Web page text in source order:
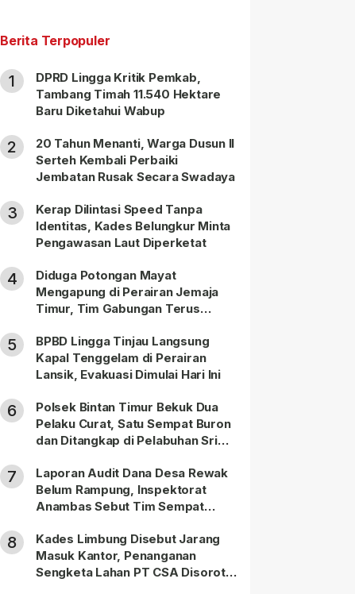
Berita Terpopuler
1
DPRD Lingga Kritik Pemkab,
Tambang Timah 11.540 Hektare
Baru Diketahui Wabup
2
20 Tahun Menanti, Warga Dusun II
Serteh Kembali Perbaiki
Jembatan Rusak Secara Swadaya
3
Kerap Dilintasi Speed Tanpa
Identitas, Kades Belungkur Minta
Pengawasan Laut Diperketat
4
Diduga Potongan Mayat
Mengapung di Perairan Jemaja
Timur, Tim Gabungan Terus
5
BPBD Lingga Tinjau Langsung
Kapal Tenggelam di Perairan
Lansik, Evakuasi Dimulai Hari Ini
6
Polsek Bintan Timur Bekuk Dua
Pelaku Curat, Satu Sempat Buron
dan Ditangkap di Pelabuhan Sri
7
Laporan Audit Dana Desa Rewak
Belum Rampung, Inspektorat
Anambas Sebut Tim Sempat
8
Kades Limbung Disebut Jarang
Masuk Kantor, Penanganan
Sengketa Lahan PT CSA Disorot